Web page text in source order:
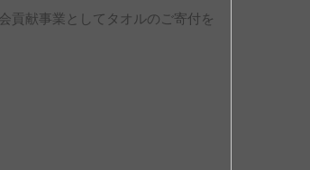
貢献事業としてタオルのご寄付を